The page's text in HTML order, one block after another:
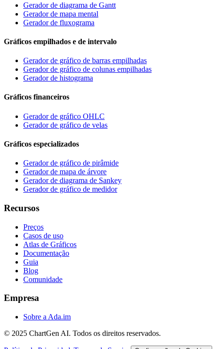
Gerador de diagrama de Gantt
Gerador de mapa mental
Gerador de fluxograma
Gráficos empilhados e de intervalo
Gerador de gráfico de barras empilhadas
Gerador de gráfico de colunas empilhadas
Gerador de histograma
Gráficos financeiros
Gerador de gráfico OHLC
Gerador de gráfico de velas
Gráficos especializados
Gerador de gráfico de pirâmide
Gerador de mapa de árvore
Gerador de diagrama de Sankey
Gerador de gráfico de medidor
Recursos
Preços
Casos de uso
Atlas de Gráficos
Documentação
Guia
Blog
Comunidade
Empresa
Sobre a Ada.im
© 2025 ChartGen AI. Todos os direitos reservados.